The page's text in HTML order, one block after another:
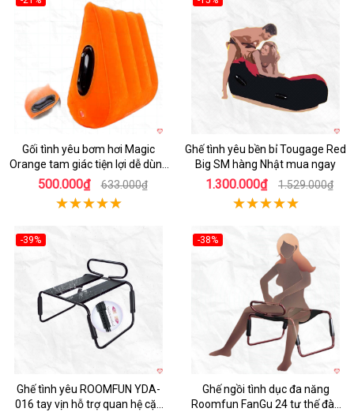
Gối tình yêu bơm hơi Magic
Orange tam giác tiện lợi dễ dùng
khuyến mãi
500.000₫ 633.000₫
Ghế tình yêu bền bỉ Tougage Red
Big SM hàng Nhật mua ngay
1.300.000₫ 1.529.000₫
-39%
Ghế tình yêu ROOMFUN YDA-
016 tay vịn hỗ trợ quan hệ cặp
-38%
Ghế ngồi tình dục đa năng
Roomfun FanGu 24 tư thế đàn